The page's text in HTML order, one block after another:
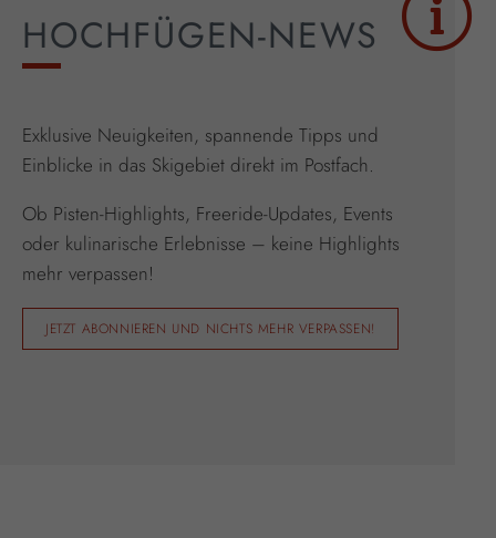
HOCHFÜGEN-NEWS
Exklusive Neuigkeiten, spannende Tipps und
Einblicke in das Skigebiet direkt im Postfach.
Ob Pisten-Highlights, Freeride-Updates, Events
oder kulinarische Erlebnisse – keine Highlights
mehr verpassen!
JETZT ABONNIEREN UND NICHTS MEHR VERPASSEN!